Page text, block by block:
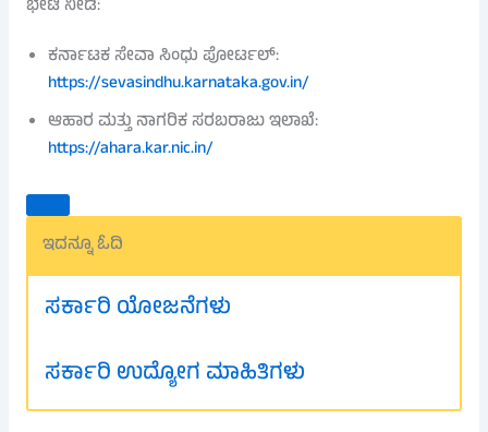
ಭೇಟಿ ನೀಡಿ:
ಕರ್ನಾಟಕ ಸೇವಾ ಸಿಂಧು ಪೋರ್ಟಲ್:
https://sevasindhu.karnataka.gov.in/
ಆಹಾರ ಮತ್ತು ನಾಗರಿಕ ಸರಬರಾಜು ಇಲಾಖೆ:
https://ahara.kar.nic.in/
ಇದನ್ನೂ ಓದಿ
ಸರ್ಕಾರಿ ಯೋಜನೆಗಳು
ಸರ್ಕಾರಿ ಉದ್ಯೋಗ ಮಾಹಿತಿಗಳು